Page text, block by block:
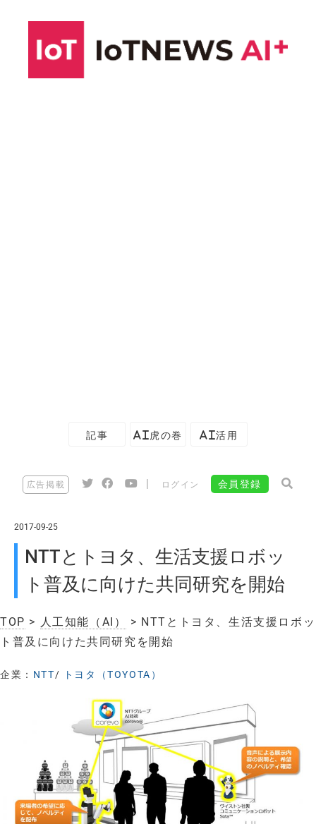
記事 AI虎の巻 AI活用
広告掲載 ログイン 会員登録
2017-09-25
NTTとトヨタ、生活支援ロボッ
ト普及に向けた共同研究を開始
TOP > 人工知能（AI）
> NTTとトヨタ、生活支援ロボッ
ト普及に向けた共同研究を開始
企業： NTT/ トヨタ（TOYOTA）